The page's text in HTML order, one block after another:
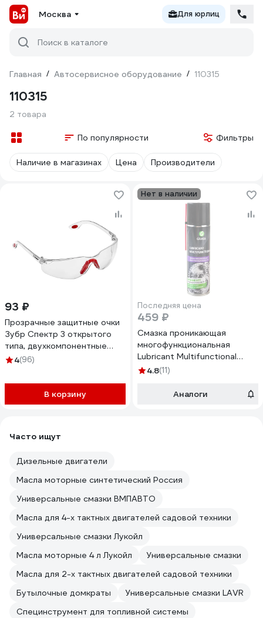
Москва Для юрлиц
Поиск в каталоге
Главная / Автосервисное оборудование / 110315
110315
2 товара
По популярности Фильтры
Наличие в магазинах Цена Производители
93 ₽
Прозрачные защитные очки
Зубр Спектр 3 открытого
типа, двухкомпонентные
дужки 110315
4(96)
В корзину
Нет в наличии
Последняя цена
459 ₽
Смазка проникающая
многофункциональная
Lubricant Multifunctional
аэрозоль, 335 мл Grass
4.8(11)
Аналоги
Часто ищут
Дизельные двигатели
Масла моторные синтетический Россия
Универсальные смазки ВМПАВТО
Масла для 4-х тактных двигателей садовой техники
Универсальные смазки Лукойл
Масла моторные 4 л Лукойл
Универсальные смазки
Масла для 2-х тактных двигателей садовой техники
Бутылочные домкраты
Универсальные смазки LAVR
Специнструмент для топливной системы